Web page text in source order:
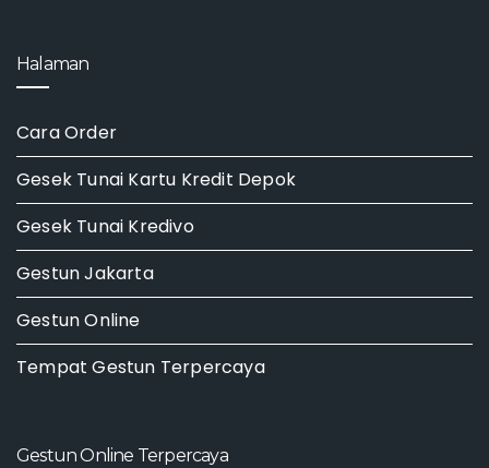
Halaman
Cara Order
Gesek Tunai Kartu Kredit Depok
Gesek Tunai Kredivo
Gestun Jakarta
Gestun Online
Tempat Gestun Terpercaya
Gestun Online Terpercaya